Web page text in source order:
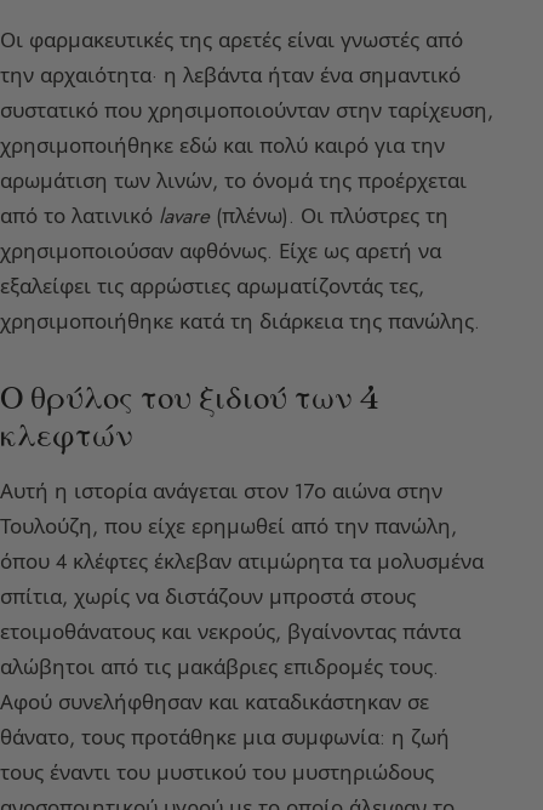
Οι φαρμακευτικές της αρετές είναι γνωστές από
την αρχαιότητα· η λεβάντα ήταν ένα σημαντικό
συστατικό που χρησιμοποιούνταν στην ταρίχευση,
χρησιμοποιήθηκε εδώ και πολύ καιρό για την
αρωμάτιση των λινών, το όνομά της προέρχεται
από το λατινικό lavare(πλένω). Οι πλύστρες τη
χρησιμοποιούσαν αφθόνως. Είχε ως αρετή να
εξαλείφει τις αρρώστιες αρωματίζοντάς τες,
χρησιμοποιήθηκε κατά τη διάρκεια της πανώλης.
Ο θρύλος του ξιδιού των 4
κλεφτών
Αυτή η ιστορία ανάγεται στον 17ο αιώνα στην
Τουλούζη, που είχε ερημωθεί από την πανώλη,
όπου 4 κλέφτες έκλεβαν ατιμώρητα τα μολυσμένα
σπίτια, χωρίς να διστάζουν μπροστά στους
ετοιμοθάνατους και νεκρούς, βγαίνοντας πάντα
αλώβητοι από τις μακάβριες επιδρομές τους.
Αφού συνελήφθησαν και καταδικάστηκαν σε
θάνατο, τους προτάθηκε μια συμφωνία: η ζωή
τους έναντι του μυστικού του μυστηριώδους